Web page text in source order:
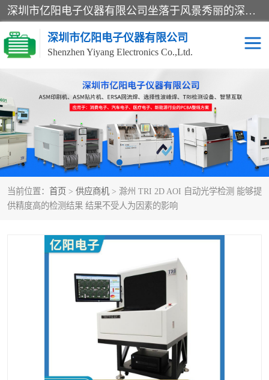
深圳市亿阳电子仪器有限公司坐落于风景秀丽的深圳市光明区，集SMT设备销售务为一体，努力为客户提供电子装配解决方案。与行业**SMT设备厂商：ASM（印刷机，锡膏检查机，贴片机），德国ERSA（爱莎）建立了稳固的代理合作关系，销售的设备一直保持**电子装配行业未来发展方向，能够满足客户各种繁杂产品的生产应用。
深圳市亿阳电子仪器有限公司
Shenzhen Yiyang Electronics Co.,Ltd.
当前位置： 首页 > 供应商机 > 滁州 TRI 2D AOI 自动光学检测 能够提
供精度高的检测结果 结果不受人为因素的影响
SX全自动高速贴片机 E系列中速贴片机
NeoHorizon全自动锡膏印
刷机
选择性波峰焊
VERSAFLOW-335
回流焊HOTFLOW 3/20e 波峰焊
BGA返修台HR600/2 自动光学检测TR7700QE
自动光学检测TR7710
TX 全自动高速贴片机